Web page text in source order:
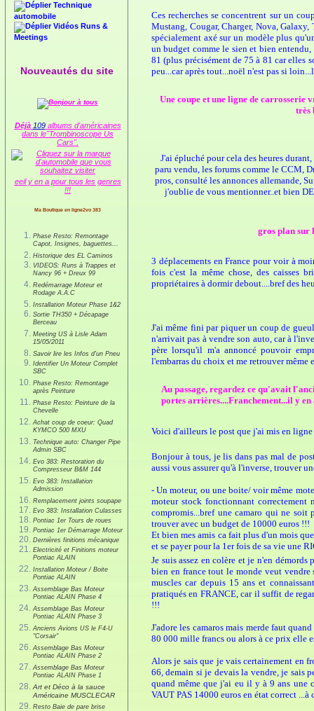
Technique
automobile
Vidéos Runs &
Meetings
Nouveautés du site
Déjà 109albums d'américaines
dans le"Trombinoscope Us
Cars".
eeil y en a pour tous les genres
!!!
Ma Boutique en ligne2vo 383
Phase Resto: Remontage
Capot, Insignes, baguettes...
Historique des EL Caminos
VIDEOS: Runs à Trappes et
Nancy 96 + Dreux 99
Redémarrage Moteur et
Rodage A.A.C
Installation Moteur Phase 1&2
Sortie TH350 + Décapage
Berceau
Meeting US à Lisle Adam
15/05/2011
Savoir lire les Infos d'un Pneu
Identifier Un Moteur Complet
SBC
Phase Resto: Remontage
après Peinture
Phase Resto: Peinture de la
Chevelle
Achat coup de coeur: Quad
KYMCO 500 MXU
Technique auto: Changer Pipe
Admin SBC
Evo 383: Restoration du
Compresseur B&M 144
Evo 383: Installation
Admission
Remplacement joints soupape
Evo 383: Installation Culasses
Pontiac 1er Tours de roues
Pontiac 1er Démarrage Moteur
Dernières finitions mécanique
Electricité et Finitions moteur
Pontiac ALAIN
Installation Moteur / Boite
Pontiac ALAIN
Assemblage Bas Moteur
Pontiac ALAIN Phase 4
Assemblage Bas Moteur
Pontiac ALAIN Phase 3
Anciens Avions US le F4-U
"Corsair"
Assemblage Bas Moteur
Pontiac ALAIN Phase 2
Assemblage Bas Moteur
Pontiac ALAIN Phase 1
Art et Déco à la sauce
Américaine MUSCLECAR
Resto Baie de pare brise
Ces recherches se concentrent sur un
Mustang, Cougar, Charger, Nova,
spécialement axé sur un modèle plus
un budget comme le sien et bien
81 (plus précisément de 75 à 81 car elles
peu...car après tout...noël n'est pas si
Une coupe et une ligne de carrosserie
très
J'ai épluché pour cela des heures
paru vendu, les forums comme le CCM,
pros, consulté les annonces allemande,
j'oublie de vous mentionner..et bien
gros plan sur
3 déplacements en France pour voir à
fois c'est la même chose, des caisses
propriétaires à dormir debout....bref des
J'ai même fini par piquer un coup de
n'arrivait pas à vendre son auto, car à
père lorsqu'il m'a annoncé pouvoir
l'embarras du choix et me retrouver même
Au passage, regardez ce qu'avait
portes arrières....Franchement...il y
Voici d'ailleurs le post que j'ai mis en
Bonjour à tous, je lis dans pas mal de
aussi vous assurer qu'à l'inverse, trouver
- Un moteur, ou une boite/ voir même
moteur stock fonctionnant correctement
compromis...bref une camaro qui ne
trouver avec un budget de 10000 euros !!!
Et bien mes amis ca fait plus d'un mois
et se payer pour la 1er fois de sa vie une
Je suis assez en colère et je n'en
bien en france tout le monde veut vendre
muscles car depuis 15 ans et
pratiqués en FRANCE, car il suffit de
!!!
J'adore les camaros mais merde faut
80 000 mille francs ou alors à ce prix elle
Alors je sais que je vais certainement en
66, demain si je devais la vendre, je sais
quand même que j'ai eu il y à 9 ans une
VAUT PAS 14000 euros en état correct